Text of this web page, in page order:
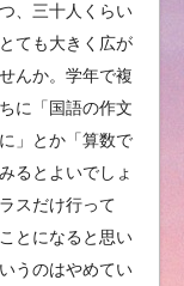
、三十人くらい
ても大きく広が
んか。学年で複
に「国語の作文
」とか「算数で
るとよいでしょ
スだけ行って
とになると思い
うのはやめてい